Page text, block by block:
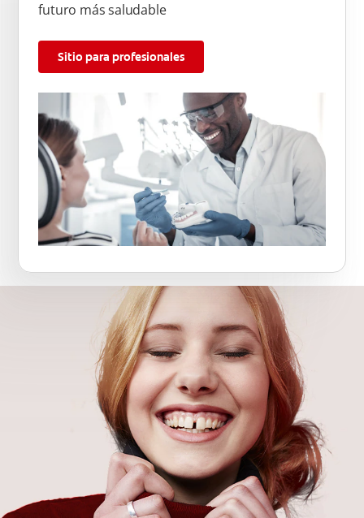
futuro más saludable
Sitio para profesionales